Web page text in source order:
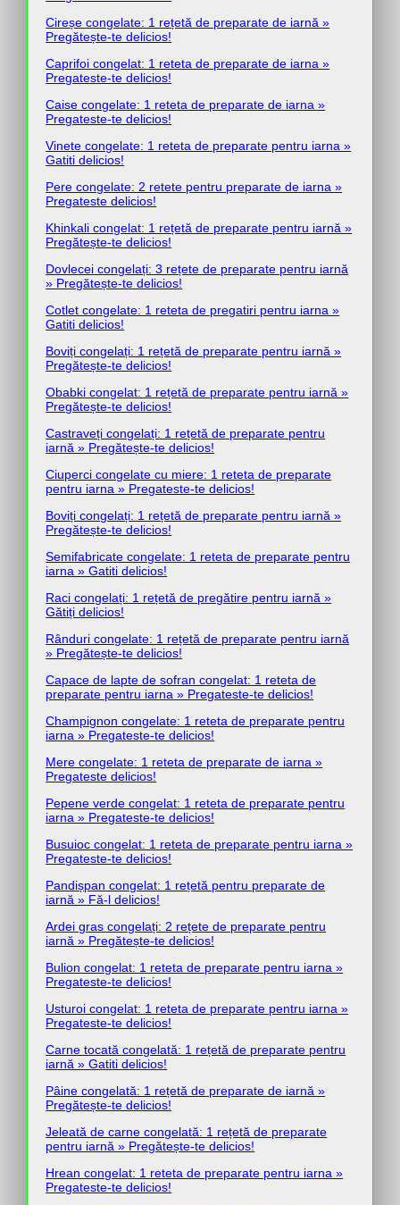
Cireșe congelate: 1 rețetă de preparate de iarnă »
Pregătește-te delicios!
Caprifoi congelat: 1 reteta de preparate de iarna »
Pregateste-te delicios!
Caise congelate: 1 reteta de preparate de iarna »
Pregateste-te delicios!
Vinete congelate: 1 reteta de preparate pentru iarna »
Gatiti delicios!
Pere congelate: 2 retete pentru preparate de iarna »
Pregateste delicios!
Khinkali congelat: 1 rețetă de preparate pentru iarnă »
Pregătește-te delicios!
Dovlecei congelați: 3 rețete de preparate pentru iarnă
» Pregătește-te delicios!
Cotlet congelate: 1 reteta de pregatiri pentru iarna »
Gatiti delicios!
Boviți congelați: 1 rețetă de preparate pentru iarnă »
Pregătește-te delicios!
Obabki congelat: 1 rețetă de preparate pentru iarnă »
Pregătește-te delicios!
Castraveți congelați: 1 rețetă de preparate pentru
iarnă » Pregătește-te delicios!
Ciuperci congelate cu miere: 1 reteta de preparate
pentru iarna » Pregateste-te delicios!
Boviți congelați: 1 rețetă de preparate pentru iarnă »
Pregătește-te delicios!
Semifabricate congelate: 1 reteta de preparate pentru
iarna » Gatiti delicios!
Raci congelați: 1 rețetă de pregătire pentru iarnă »
Gătiți delicios!
Rânduri congelate: 1 rețetă de preparate pentru iarnă
» Pregătește-te delicios!
Capace de lapte de sofran congelat: 1 reteta de
preparate pentru iarna » Pregateste-te delicios!
Champignon congelate: 1 reteta de preparate pentru
iarna » Pregateste-te delicios!
Mere congelate: 1 reteta de preparate de iarna »
Pregateste delicios!
Pepene verde congelat: 1 reteta de preparate pentru
iarna » Pregateste-te delicios!
Busuioc congelat: 1 reteta de preparate pentru iarna »
Pregateste-te delicios!
Pandișpan congelat: 1 rețetă pentru preparate de
iarnă » Fă-l delicios!
Ardei gras congelați: 2 rețete de preparate pentru
iarnă » Pregătește-te delicios!
Bulion congelat: 1 reteta de preparate pentru iarna »
Pregateste-te delicios!
Usturoi congelat: 1 reteta de preparate pentru iarna »
Pregateste-te delicios!
Carne tocată congelată: 1 rețetă de preparate pentru
iarnă » Gatiti delicios!
Pâine congelată: 1 rețetă de preparate de iarnă »
Pregătește-te delicios!
Jeleată de carne congelată: 1 rețetă de preparate
pentru iarnă » Pregătește-te delicios!
Hrean congelat: 1 reteta de preparate pentru iarna »
Pregateste-te delicios!